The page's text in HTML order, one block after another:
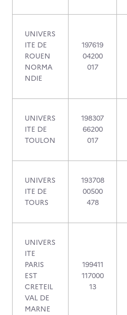
UNIVERS
ITE DE
ROUEN
NORMA
NDIE
197619
04200
017
UNIVERS
ITE DE
TOULON
198307
66200
017
UNIVERS
ITE DE
TOURS
193708
00500
478
UNIVERS
ITE
PARIS
EST
CRETEIL
VAL DE
MARNE
199411
117000
13